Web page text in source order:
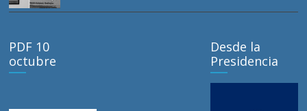
PDF 10
octubre
Desde la
Presidencia